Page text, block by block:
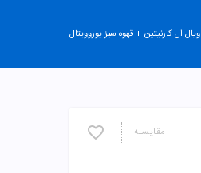
ویال ال-کارنیتین + قهوه سبز یوروویتال
مقایسـه